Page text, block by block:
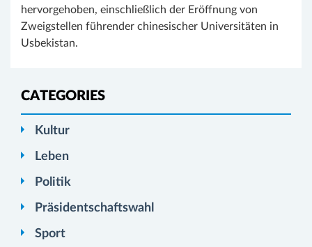
hervorgehoben, einschließlich der Eröffnung von
Zweigstellen führender chinesischer Universitäten in
Usbekistan.
CATEGORIES
Kultur
Leben
Politik
Präsidentschaftswahl
Sport